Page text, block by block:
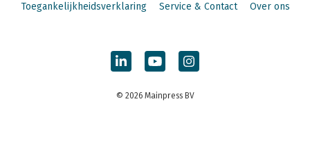
Toegankelijkheidsverklaring
Service & Contact Over ons
© 2026 Mainpress BV